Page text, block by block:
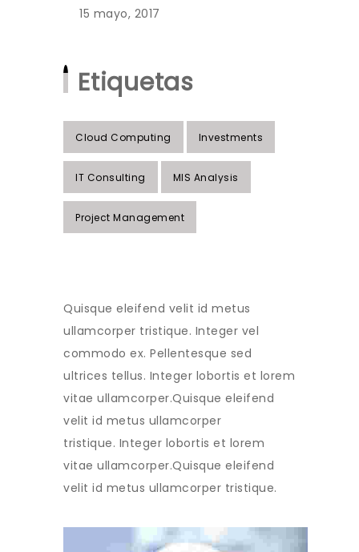
15 mayo, 2017
Etiquetas
Cloud Computing Investments
IT Consulting MIS Analysis
Project Management
Quisque eleifend velit id metus
ullamcorper tristique. Integer vel
commodo ex. Pellentesque sed
ultrices tellus. Integer lobortis et lorem
vitae ullamcorper.Quisque eleifend
velit id metus ullamcorper
tristique. Integer lobortis et lorem
vitae ullamcorper.Quisque eleifend
velit id metus ullamcorper tristique.